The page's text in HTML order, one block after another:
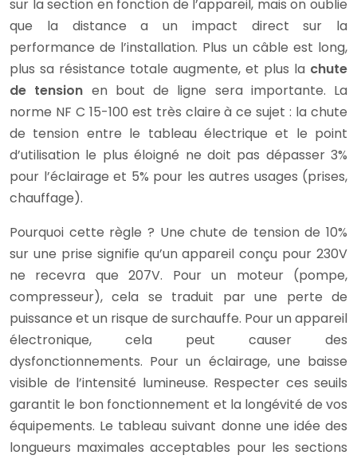
sur la section en fonction de l’appareil, mais on oublie
que la distance a un impact direct sur la
performance de l’installation. Plus un câble est long,
plus sa résistance totale augmente, et plus la chute
de tension en bout de ligne sera importante. La
norme NF C 15-100 est très claire à ce sujet : la chute
de tension entre le tableau électrique et le point
d’utilisation le plus éloigné ne doit pas dépasser 3%
pour l’éclairage et 5% pour les autres usages (prises,
chauffage).
Pourquoi cette règle ? Une chute de tension de 10%
sur une prise signifie qu’un appareil conçu pour 230V
ne recevra que 207V. Pour un moteur (pompe,
compresseur), cela se traduit par une perte de
puissance et un risque de surchauffe. Pour un appareil
électronique, cela peut causer des
dysfonctionnements. Pour un éclairage, une baisse
visible de l’intensité lumineuse. Respecter ces seuils
garantit le bon fonctionnement et la longévité de vos
équipements. Le tableau suivant donne une idée des
longueurs maximales acceptables pour les sections